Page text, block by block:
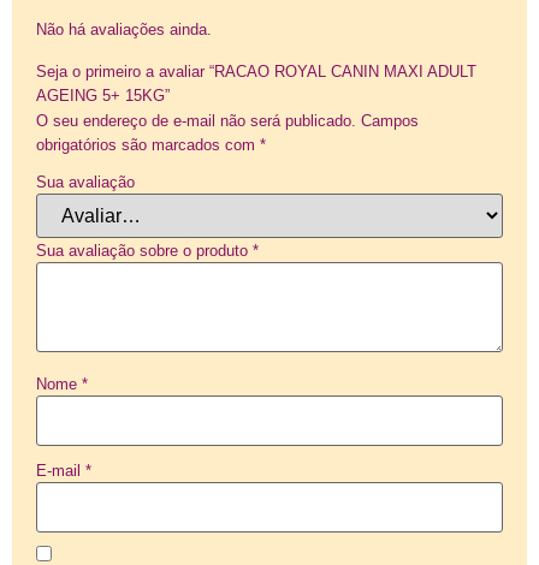
Não há avaliações ainda.
Seja o primeiro a avaliar “RACAO ROYAL CANIN MAXI ADULT
AGEING 5+ 15KG”
O seu endereço de e-mail não será publicado. Campos
obrigatórios são marcados com *
Sua avaliação
Sua avaliação sobre o produto *
Nome *
E-mail *